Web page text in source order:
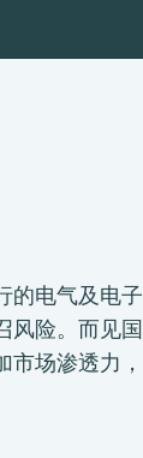
的电气及电子
风险。而见国
场渗透力，